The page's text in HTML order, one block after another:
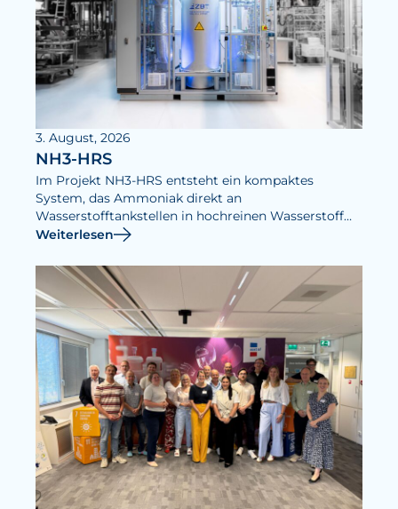
3. August, 2026
NH3-HRS
Im Projekt NH3-HRS entsteht ein kompaktes
System, das Ammoniak direkt an
Wasserstofftankstellen in hochreinen Wasserstoff
umwandelt.
Weiterlesen